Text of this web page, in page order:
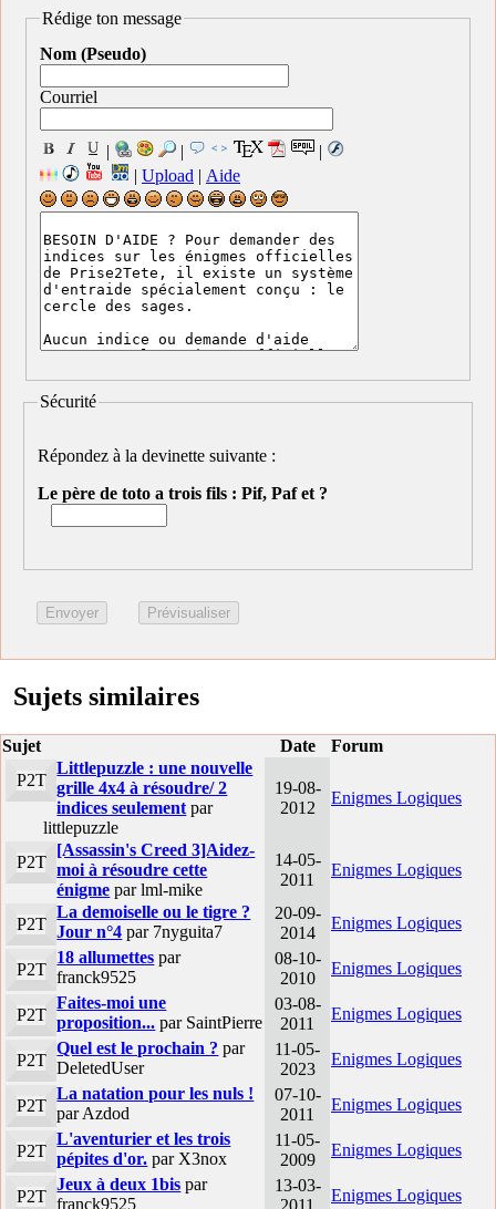
Rédige ton message
Nom (Pseudo)
Courriel
| |
|
| Upload | Aide
Sécurité
Répondez à la devinette suivante :
Le père de toto a trois fils : Pif, Paf et ?
Sujets similaires
Sujet Date
Forum
P2T
Littlepuzzle : une nouvelle
grille 4x4 à résoudre/ 2
indices seulement par
littlepuzzle
19-08-
2012
Enigmes Logiques
P2T
[Assassin's Creed 3]Aidez-
moi à résoudre cette
énigme par lml-mike
14-05-
2011
Enigmes Logiques
P2T
La demoiselle ou le tigre ?
Jour n°4 par 7nyguita7
20-09-
2014
Enigmes Logiques
P2T
18 allumettes par
franck9525
08-10-
2010
Enigmes Logiques
P2T
Faites-moi une
proposition... par SaintPierre
03-08-
2011
Enigmes Logiques
P2T
Quel est le prochain ? par
DeletedUser
11-05-
2023
Enigmes Logiques
P2T
La natation pour les nuls !
par Azdod
07-10-
2011
Enigmes Logiques
P2T
L'aventurier et les trois
pépites d'or. par X3nox
11-05-
2009
Enigmes Logiques
P2T
Jeux à deux 1bis par
franck9525
13-03-
2011
Enigmes Logiques